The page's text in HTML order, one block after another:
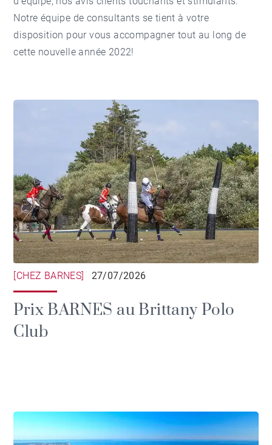
Notre équipe de consultants se tient à votre
disposition pour vous accompagner tout au long de
cette nouvelle année 2022!
[CHEZ BARNES] 27/07/2026
Prix BARNES au Brittany Polo
Club